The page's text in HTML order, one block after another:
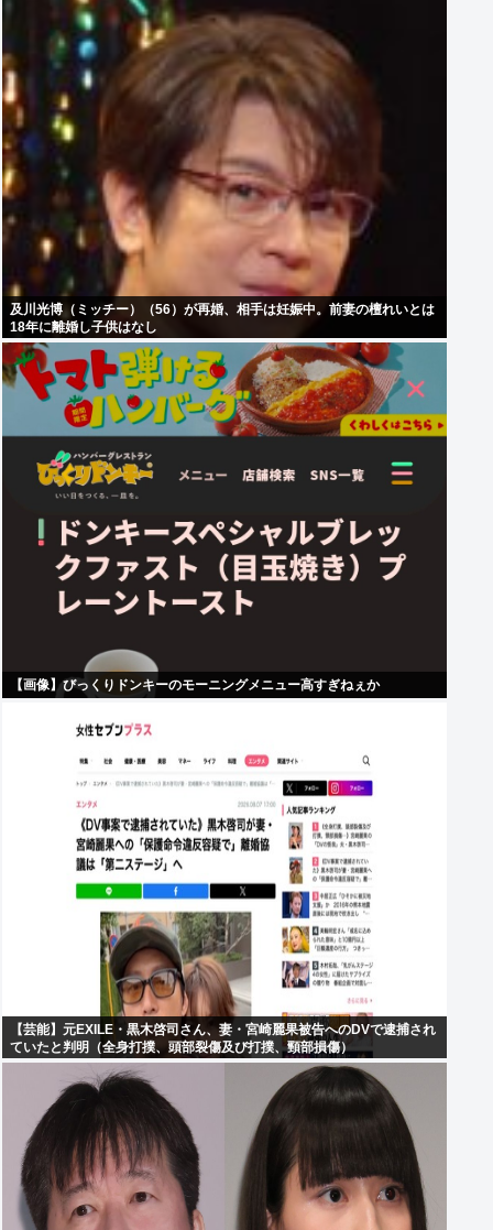
及川光博（ミッチー）（56）が再婚、相手は妊娠中。前妻の檀れいとは
18年に離婚し子供はなし
【画像】びっくりドンキーのモーニングメニュー高すぎねぇか
【芸能】元EXILE・黒木啓司さん、妻・宮崎麗果被告へのDVで逮捕され
ていたと判明（全身打撲、頭部裂傷及び打撲、頸部損傷）